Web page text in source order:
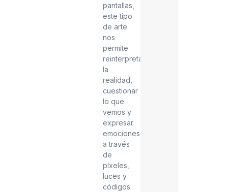
pantallas,
este tipo
de arte
nos
permite
reinterpretar
la
realidad,
cuestionar
lo que
vemos y
expresar
emociones
a través
de
píxeles,
luces y
códigos.